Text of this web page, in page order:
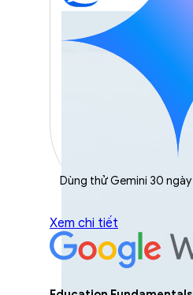
Dùng thử Gemini 30 ngày
Xem chi tiết